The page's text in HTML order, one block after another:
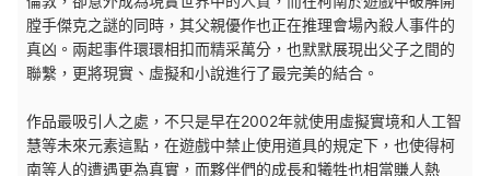
膛手傑克之謎的同時，其父親優作也正在推理會場內殺人事件的
真凶。兩起事件環環相扣而精采萬分，也默默展現出父子之間的
聯繫，更將現實、虛擬和小說進行了最完美的結合。
作品最吸引人之處，不只是早在2002年就使用虛擬實境和人工智
慧等未來元素這點，在遊戲中禁止使用道具的規定下，也使得柯
南等人的遭遇更為真實，而夥伴們的成長和犧牲也相當賺人熱